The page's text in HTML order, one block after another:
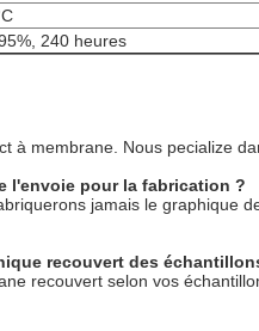
240 heures
à membrane. Nous pecialize
l'envoie pour la fabrication ?
jamais le graphique
recouvert des
recouvert selon vos